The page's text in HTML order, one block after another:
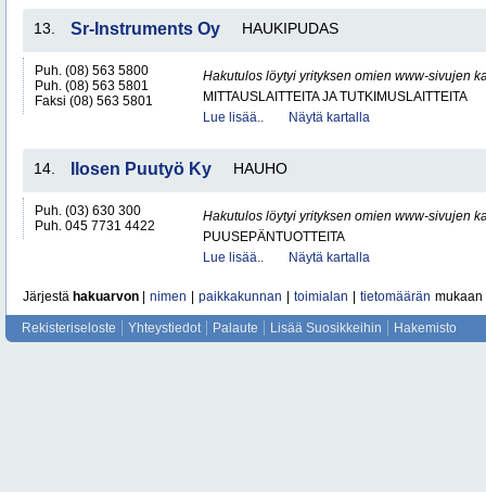
13. Sr-Instruments Oy HAUKIPUDAS
Puh. (08) 563 5800
Puh. (08) 563 5801
Faksi (08) 563 5801
Hakutulos löytyi yrityksen omien www-sivujen
MITTAUSLAITTEITA JA TUTKIMUSLAITTEITA
Lue lisää..
Näytä kartalla
14. Ilosen Puutyö Ky HAUHO
Puh. (03) 630 300
Puh. 045 7731 4422
Hakutulos löytyi yrityksen omien www-sivujen
PUUSEPÄNTUOTTEITA
Lue lisää..
Näytä kartalla
Järjestä hakuarvon nimen paikkakunnan toimialan tietomäärän mukaan
Rekisteriseloste Yhteystiedot Palaute Lisää Suosikkeihin Hakemisto